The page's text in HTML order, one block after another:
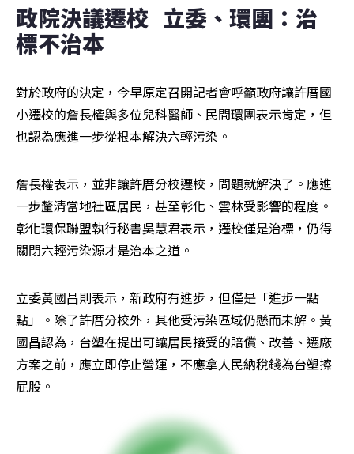
政院決議遷校   立委、環團：治
標不治本
對於政府的決定，今早原定召開記者會呼籲政府讓許厝國
小遷校的詹長權與多位兒科醫師、民間環團表示肯定，但
也認為應進一步從根本解決六輕污染。
詹長權表示，並非讓許厝分校遷校，問題就解決了。應進
一步釐清當地社區居民，甚至彰化、雲林受影響的程度。
彰化環保聯盟執行秘書吳慧君表示，遷校僅是治標，仍得
關閉六輕污染源才是治本之道。
立委黃國昌則表示，新政府有進步，但僅是「進步一點
點」。除了許厝分校外，其他受污染區域仍懸而未解。黃
國昌認為，台塑在提出可讓居民接受的賠償、改善、遷廠
方案之前，應立即停止營運，不應拿人民納稅錢為台塑擦
屁股。